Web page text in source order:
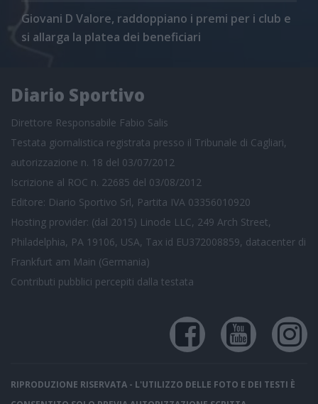
Giovani D Valore, raddoppiano i premi per i club e
si allarga la platea dei beneficiari
Diario Sportivo
Direttore Responsabile Fabio Salis
Testata giornalistica registrata presso il Tribunale di Cagliari,
autorizzazione n. 18 del 03/07/2012
Iscrizione al ROC n. 22685 del 03/08/2012
Editore: Diario Sportivo Srl, Partita IVA 03356010920
Hosting provider: (dal 2015) Linode LLC, 249 Arch Street,
Philadelphia, PA 19106, USA, Tax id EU372008859, datacenter di
Frankfurt am Main (Germania)
Contributi pubblici percepiti dalla testata
RIPRODUZIONE RISERVATA - L'UTILIZZO DELLE FOTO E DEI TESTI È